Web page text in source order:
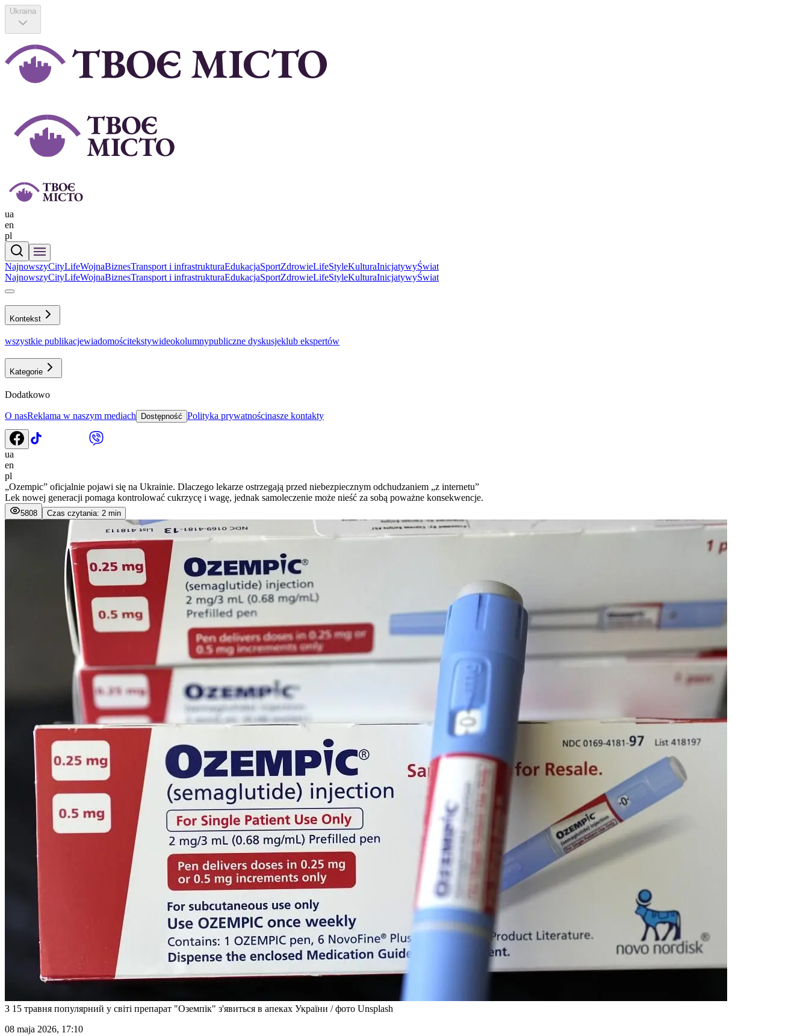
Ukraina
ua
en
pl
NajnowszyCityLifeWojnaBiznesTransport i infrastrukturaЕdukacjaSportZdrowieLifeStyleKulturaInicjatywyŚwiat
NajnowszyCityLifeWojnaBiznesTransport i infrastrukturaЕdukacjaSportZdrowieLifeStyleKulturaInicjatywyŚwiat
Kontekst
wszystkie publikacjewiadomościtekstywideokolumnypubliczne dyskusjeklub ekspertów
Kategorie
Dodatkowo
O nasReklama w naszym mediach Dostępność Polityka prywatnościnasze kontakty
ua
en
pl
„Ozempic” oficjalnie pojawi się na Ukrainie. Dlaczego lekarze ostrzegają przed niebezpiecznym odchudzaniem „z internetu”
Lek nowej generacji pomaga kontrolować cukrzycę i wagę, jednak samoleczenie może nieść za sobą poważne konsekwencje.
5808 Czas czytania: 2 min
З 15 травня популярний у світі препарат "Оземпік" з'явиться в апеках України / фото Unsplash
08 maja 2026, 17:10